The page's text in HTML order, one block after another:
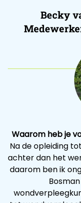
Becky
Waarom heb je
Na de opleiding
achter dan het
daarom ben ik